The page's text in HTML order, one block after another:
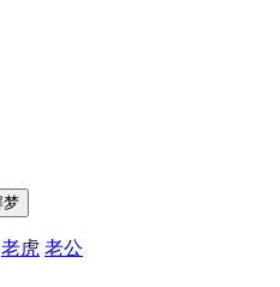
老虎 老公